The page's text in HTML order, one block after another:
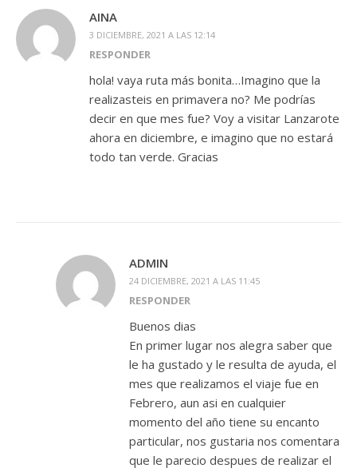
AINA
3 DICIEMBRE, 2021 A LAS 12:14
RESPONDER
hola! vaya ruta más bonita…Imagino que la
realizasteis en primavera no? Me podrías
decir en que mes fue? Voy a visitar Lanzarote
ahora en diciembre, e imagino que no estará
todo tan verde. Gracias
ADMIN
24 DICIEMBRE, 2021 A LAS 11:45
RESPONDER
Buenos dias
En primer lugar nos alegra saber que
le ha gustado y le resulta de ayuda, el
mes que realizamos el viaje fue en
Febrero, aun asi en cualquier
momento del año tiene su encanto
particular, nos gustaria nos comentara
que le parecio despues de realizar el